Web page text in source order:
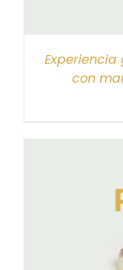
Experiencia
con